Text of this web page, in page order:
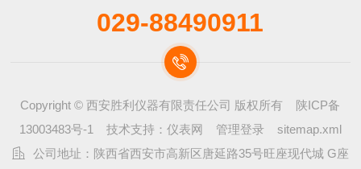
029-88490911
Copyright © 西安胜利仪器有限责任公司 版权所有 陕ICP备
13003483号-1
技术支持： 仪表网 管理登录
sitemap.xml
公司地址：陕西省西安市高新区唐延路35号旺座现代城 G座